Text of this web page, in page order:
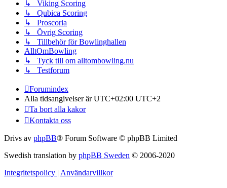
↳ Viking Scoring
↳ Qubica Scoring
↳ Proscoria
↳ Övrig Scoring
↳ Tillbehör för Bowlinghallen
AlltOmBowling
↳ Tyck till om alltombowling.nu
↳ Testforum
Forumindex
Alla tidsangivelser är UTC+02:00 UTC+2
Ta bort alla kakor
Kontakta oss
Drivs av phpBB® Forum Software © phpBB Limited
Swedish translation by phpBB Sweden © 2006-2020
Integritetspolicy | Användarvillkor